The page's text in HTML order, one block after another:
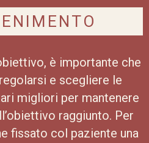
è importante che
e scegliere le
migliori per mantenere
raggiunto. Per
fissato col paziente una